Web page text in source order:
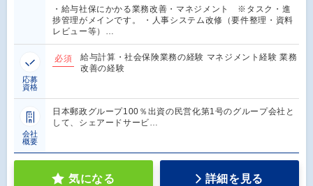
・給与社保にかかる業務改善・マネジメント ※タスク・進
捗管理がメインです。 ・人事システム改修（要件整理・資料
レビュー等）…
応募
資格
必須
給与計算・社会保険業務の経験 マネジメント経験 業務
改善の経験
会社
概要
日本郵政グループ100％出資の民営化第1号のグループ会社と
して、シェアードサービ…
気になる 詳細を見る